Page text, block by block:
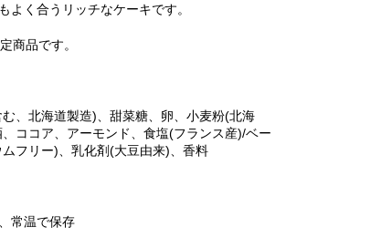
よく合うリッチなケーキです。
商品です。
、北海道製造)、甜菜糖、卵、小麦粉(北海
ココア、アーモンド、食塩(フランス産)/ベー
フリー)、乳化剤(大豆由来)、香料
常温で保存